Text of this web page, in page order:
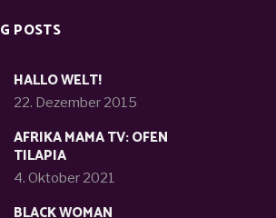
POSTS
HALLO WELT!
22. Dezember 2015
AFRIKA MAMA TV: OFEN
TILAPIA
4. Oktober 2021
BLACK WOMAN